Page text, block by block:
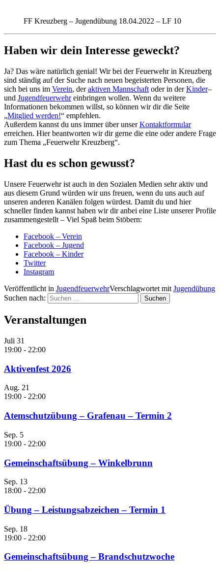
FF Kreuzberg – Jugendübung 18.04.2022 – LF 10
Haben wir dein Interesse geweckt?
Ja? Das wäre natürlich genial! Wir bei der Feuerwehr in Kreuzberg
sind ständig auf der Suche nach neuen begeisterten Personen, die
sich bei uns im Verein, deraktiven Mannschaft oder in derKinder–
und Jugendfeuerwehreinbringen wollen. Wenn du weitere
Informationen bekommen willst, so können wir dir die Seite
„Mitglied werden!“ empfehlen.
Außerdem kannst du uns immer über unserKontaktformular
erreichen. Hier beantworten wir dir gerne die eine oder andere Frage
zum Thema „Feuerwehr Kreuzberg“.
Hast du es schon gewusst?
Unsere Feuerwehr ist auch in den Sozialen Medien sehr aktiv und
aus diesem Grund würden wir uns freuen, wenn du uns auch auf
unseren anderen Kanälen folgen würdest. Damit du und hier
schneller finden kannst haben wir dir anbei eine Liste unserer Profile
zusammengestellt – Viel Spaß beim Stöbern:
Facebook – Verein
Facebook – Jugend
Facebook – Kinder
Twitter
Instagram
Veröffentlicht in JugendfeuerwehrVerschlagwortet mit Jugendübung
Suchen nach:
Veranstaltungen
Juli 31
19:00 - 22:00
Aktivenfest 2026
Aug. 21
19:00 - 22:00
Atemschutzübung – Grafenau – Termin 2
Sep. 5
19:00 - 22:00
Gemeinschaftsübung – Winkelbrunn
Sep. 13
18:00 - 22:00
Übung – Leistungsabzeichen – Termin 1
Sep. 18
19:00 - 22:00
Gemeinschaftsübung – Brandschutzwoche